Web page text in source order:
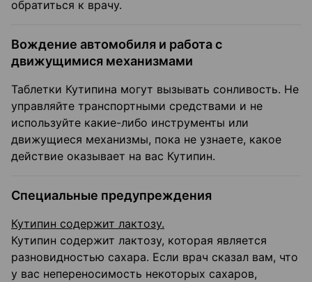
обратиться к врачу.
Вождение автомобиля и работа с
движущимися механизмами
Таблетки Кутипина могут вызывать сонливость. Не
управляйте транспортными средствами и не
используйте какие-либо инструменты или
движущиеся механизмы, пока не узнаете, какое
действие оказывает на вас Кутипин.
Специальные предупреждения
Кутипин содержит лактозу.
Кутипин содержит лактозу, которая является
разновидностью сахара. Если врач сказал вам, что
у вас непереносимость некоторых сахаров,